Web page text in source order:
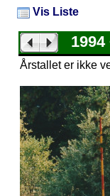
Vis Liste
1994
Årstallet er ikke